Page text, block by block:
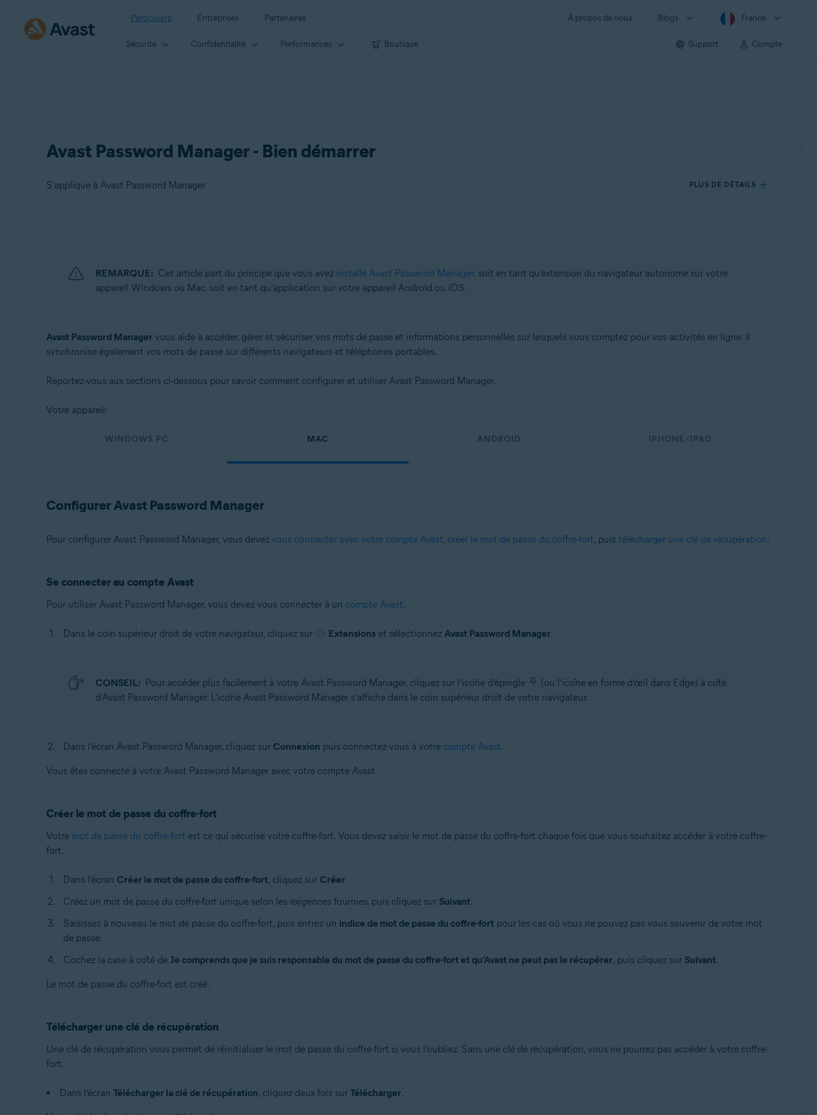
Particuliers Entreprises Partenaires À propos de nous Blogs France
Sécurité Confidentialité Performances Boutique Support Compte
Avast Password Manager - Bien démarrer
S’applique à Avast Password Manager PLUS DE DÉTAILS
Systèmes d'exploitation:
REMARQUE: Cet article part du principe que vous avez installé Avast Password Manager, soit en tant qu’extension du navigateur autonome sur votre
appareil Windows ou Mac, soit en tant qu’application sur votre appareil Android ou iOS.
Avast Password Manager vous aide à accéder, gérer et sécuriser vos mots de passe et informations personnelles sur lesquels vous comptez pour vos activités en ligne. Il
synchronise également vos mots de passe sur différents navigateurs et téléphones portables.
Reportez-vous aux sections ci-dessous pour savoir comment configurer et utiliser Avast Password Manager.
Votre appareil:
WINDOWS PC MAC ANDROID IPHONE/IPAD
Configurer Avast Password Manager
Pour configurer Avast Password Manager, vous devez vous connecter avec votre compte Avast, créer le mot de passe du coffre-fort, puis télécharger une clé de récupération.
Se connecter au compte Avast
Pour utiliser Avast Password Manager, vous devez vous connecter à un compte Avast.
Dans le coin supérieur droit de votre navigateur, cliquez sur Extensionset sélectionnez Avast Password Manager.
CONSEIL: Pour accéder plus facilement à votre Avast Password Manager, cliquez sur l’icône d’épingle
(ou l’icône en forme d’œil dans Edge) à côté
d’Avast Password Manager. L’icône Avast Password Manager s’affiche dans le coin supérieur droit de votre navigateur.
Dans l’écran Avast Password Manager, cliquez sur Connexion puis connectez-vous à votre compte Avast.
Vous êtes connecté à votre Avast Password Manager avec votre compte Avast.
Créer le mot de passe du coffre-fort
Votre mot de passe du coffre-fort est ce qui sécurise votre coffre-fort. Vous devez saisir le mot de passe du coffre-fort chaque fois que vous souhaitez accéder à votre coffre-
fort.
Dans l’écran Créer le mot de passe du coffre-fort, cliquez sur Créer.
Créez un mot de passe du coffre-fort unique selon les exigences fournies, puis cliquez sur Suivant.
Saisissez à nouveau le mot de passe du coffre-fort, puis entrez un indice de mot de passe du coffre-fort pour les cas où vous ne pouvez pas vous souvenir de votre mot
de passe.
Cochez la case à côté de Je comprends que je suis responsable du mot de passe du coffre-fort et qu’Avast ne peut pas le récupérer, puis cliquez sur Suivant.
Le mot de passe du coffre-fort est créé.
Télécharger une clé de récupération
Une clé de récupération vous permet de réinitialiser le mot de passe du coffre-fort si vous l’oubliez. Sans une clé de récupération, vous ne pourrez pas accéder à votre coffre-
fort.
Dans l’écran Télécharger la clé de récupération, cliquez deux fois sur Télécharger.